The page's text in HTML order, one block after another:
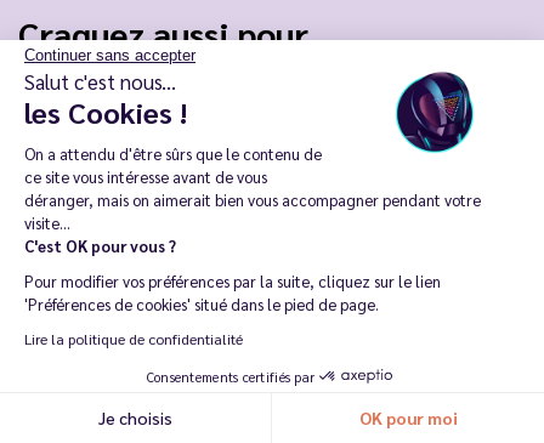
Continuer sans accepter
Salut c'est nous...
les Cookies !
On a attendu d'être sûrs que le contenu de
ce site vous intéresse avant de vous
déranger, mais on aimerait bien vous accompagner pendant votre
visite...
C'est OK pour vous ?
Pour modifier vos préférences par la suite, cliquez sur le lien
'Préférences de cookies' situé dans le pied de page.
Lire la politique de confidentialité
Consentements certifiés par
Je choisis OK pour moi
Craquez aussi pour
E-liquides Fruit du Dragon E-liquides Fruités
E-liquides Fruités Frais Fruity Cool
Le Vapoteur Discount
Inscription à la newsletter
J’accepte de recevoir des communications e-mail et SMS de la part de